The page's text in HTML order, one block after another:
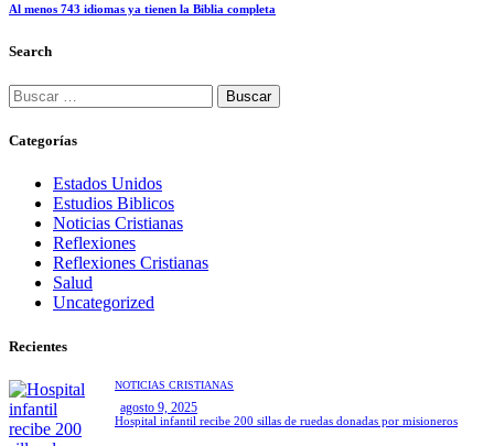
Al menos 743 idiomas ya tienen la Biblia completa
Search
Buscar:
Categorías
Estados Unidos
Estudios Biblicos
Noticias Cristianas
Reflexiones
Reflexiones Cristianas
Salud
Uncategorized
Recientes
NOTICIAS CRISTIANAS
agosto 9, 2025
Hospital infantil recibe 200 sillas de ruedas donadas por misioneros